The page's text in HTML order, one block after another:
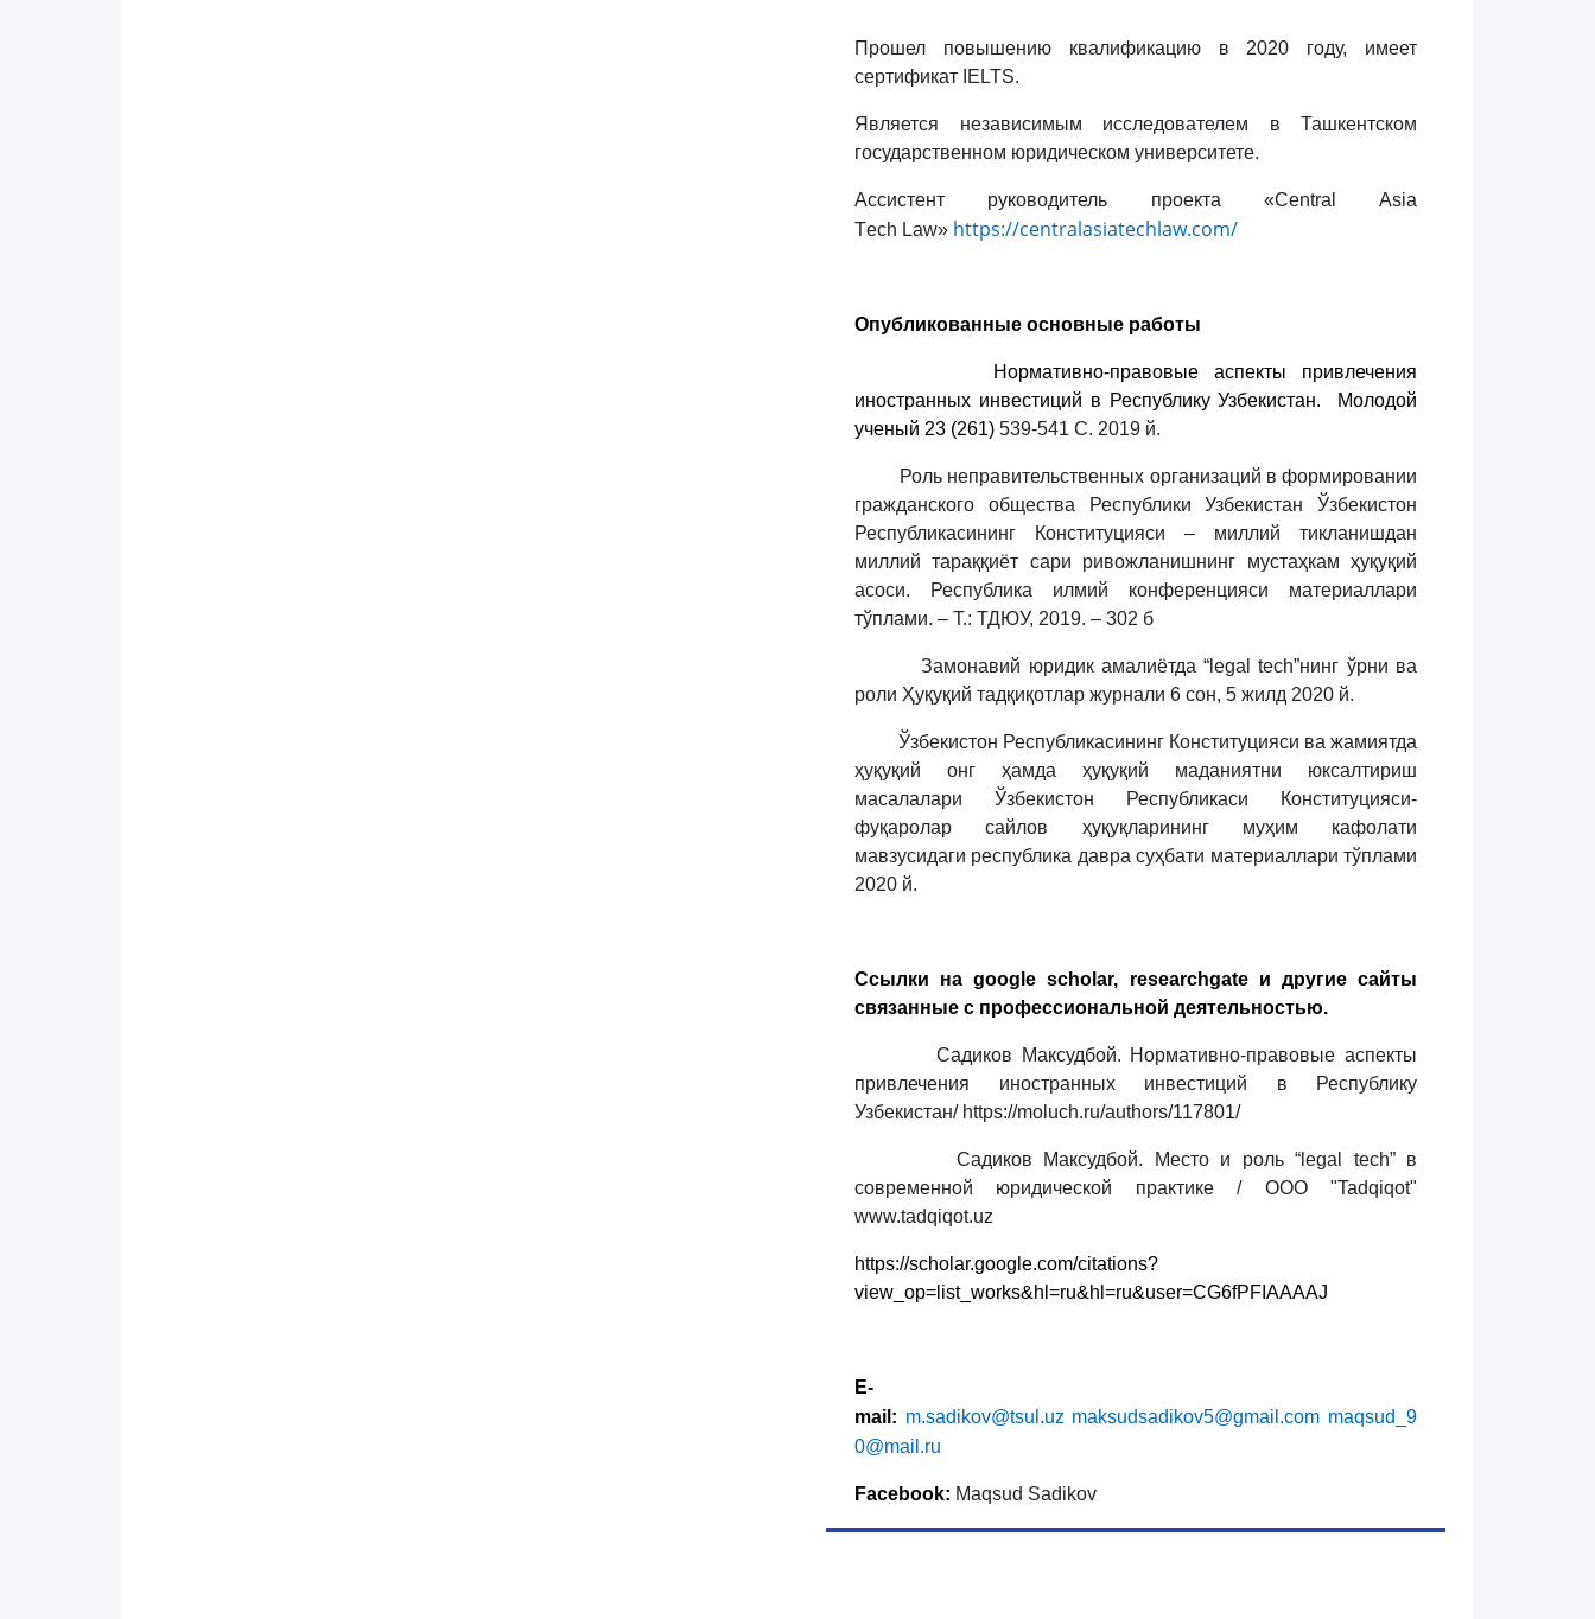
Прошел повышению квалификацию в 2020 году, имеет
сертификат IELTS.
Является независимым исследователем в Ташкентском
государственном юридическом университете.
Ассистент руководитель проекта «Сentral Аsia
Тech Law» https://centralasiatechlaw.com/
Опубликованные основные работы
Нормативно-правовые аспекты привлечения
иностранных инвестиций в Республику Узбекистан. Молодой
ученый 23 (261) 539-541 С. 2019 й.
Роль неправительственных организаций в формировании
гражданского общества Республики Узбекистан Ўзбекистон
Республикасининг Конституцияси – миллий тикланишдан
миллий тараққиёт сари ривожланишнинг мустаҳкам ҳуқуқий
асоси. Республика илмий конференцияси материаллари
тўплами. – Т.: ТДЮУ, 2019. – 302 б
Замонавий юридик амалиётда “legal tech”нинг ўрни ва
роли Ҳуқуқий тадқиқотлар журнали 6 сон, 5 жилд 2020 й.
Ўзбекистон Республикасининг Конституцияси ва жамиятда
ҳуқуқий онг ҳамда ҳуқуқий маданиятни юксалтириш
масалалари Ўзбекистон Республикаси Конституцияси-
фуқаролар сайлов ҳуқуқларининг муҳим кафолати
мавзусидаги республика давра суҳбати материаллари тўплами
2020 й.
Ссылки на google scholar, researchgate и другие сайты
связанные с профессиональной деятельностью.
Садиков Максудбой. Нормативно-правовые аспекты
привлечения иностранных инвестиций в Республику
Узбекистан/ https://moluch.ru/authors/117801/
Садиков Максудбой. Mесто и роль “legal tech” в
современной юридической практике / ООО "Tadqiqot"
www.tadqiqot.uz
https://scholar.google.com/citations?
view_op=list_works&hl=ru&hl=ru&user=CG6fPFIAAAAJ
E-
mail: m.sadikov@tsul.uz maksudsadikov5@gmail.com maqsud_9
0@mail.ru
Facebook: Maqsud Sadikov